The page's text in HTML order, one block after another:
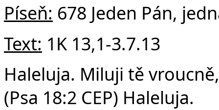
Píseň: 678 Jeden Pán,
Text: 1K 13,1-3.7.13
Haleluja. Miluji tě
(Psa 18:2 CEP) Haleluja.